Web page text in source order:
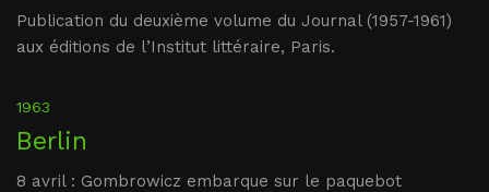
Publication du deuxième volume du Journal (1957-1961)
aux éditions de l’Institut littéraire, Paris.
1963
Berlin
8 avril : Gombrowicz embarque sur le paquebot